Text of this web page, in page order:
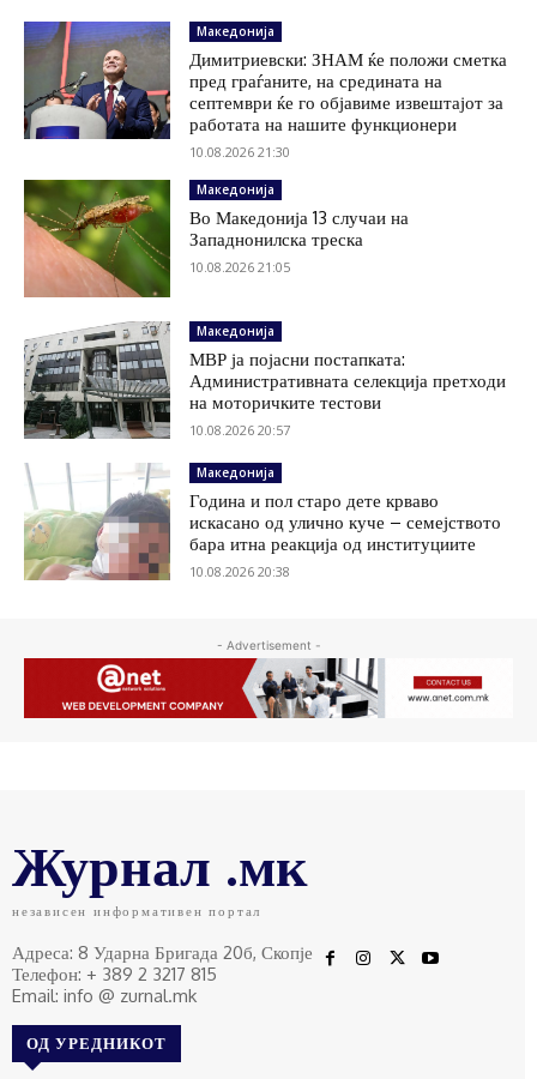
Македонија
Димитриевски: ЗНАМ ќе положи сметка
пред граѓаните, на средината на
септември ќе го објавиме извештајот за
работата на нашите функционери
10.08.2026 21:30
Македонија
Во Македонија 13 случаи на
Западнонилска треска
10.08.2026 21:05
Македонија
МВР ја појасни постапката:
Административната селекција претходи
на моторичките тестови
10.08.2026 20:57
Македонија
Година и пол старо дете крваво
искасано од улично куче – семејството
бара итна реакција од институциите
10.08.2026 20:38
- Advertisement -
Журнал .мк
независен информативен портал
Адреса: 8 Ударна Бригада 20б, Скопје
Телефон: + 389 2 3217 815
Email: info @ zurnal.mk
ОД УРЕДНИКОТ